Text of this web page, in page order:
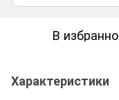
В
Характеристики